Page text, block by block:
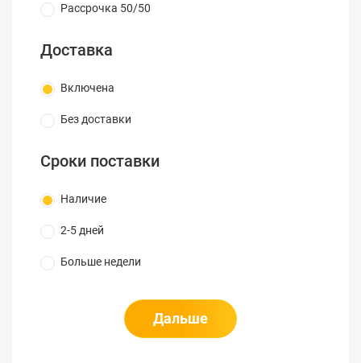
Рассрочка 50/50
Доставка
Включена
Без доставки
Сроки поставки
Наличие
2-5 дней
Больше недели
Дальше